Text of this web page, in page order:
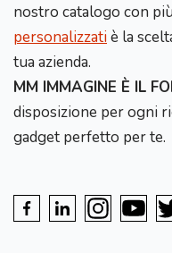
nostro catalogo con
personalizzatiè la
tua azienda.
MM IMMAGINE È IL
disposizione per ogni
gadget perfetto per te.